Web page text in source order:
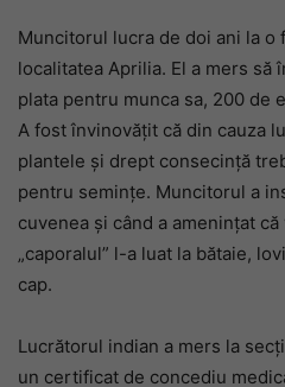
Muncitorul lucra de doi ani la o
localitatea Aprilia. El a mers să
plata pentru munca sa, 200 de
A fost învinovățit că din cauza
plantele și drept consecință
pentru semințe. Muncitorul a
cuvenea și când a amenințat
„caporalul” l-a luat la bătaie,
cap.
Lucrătorul indian a mers la
un certificat de concediu